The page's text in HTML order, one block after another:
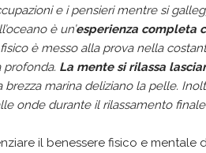
e i pensieri mentre si
è un’esperienza completa
è messo alla prova nella
profonda. La mente si rilassa
marina deliziano la pelle.
onde durante il rilassamento
il benessere fisico e mentale